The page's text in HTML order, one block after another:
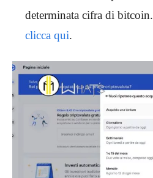
determinata cifra di bitcoin.
clicca qui.